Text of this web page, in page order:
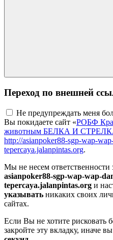
Переход по внешней
Не предупреждать меня
Вы покидаете сайт «РОБФ
животным БЕЛКА И
http://asianpoker88-sgp-wap-
tepercaya.jalanpintas.org.
Мы не несем ответственности
asianpoker88-sgp-wap-wap-
tepercaya.jalanpintas.org и
указывать никаких своих
сайтах.
Если Вы не хотите рисковать
закройте эту вкладку, иначе